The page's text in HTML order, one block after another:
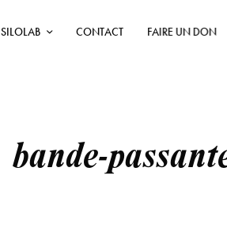
SILOLAB CONTACT FAIRE UN DON
bande-